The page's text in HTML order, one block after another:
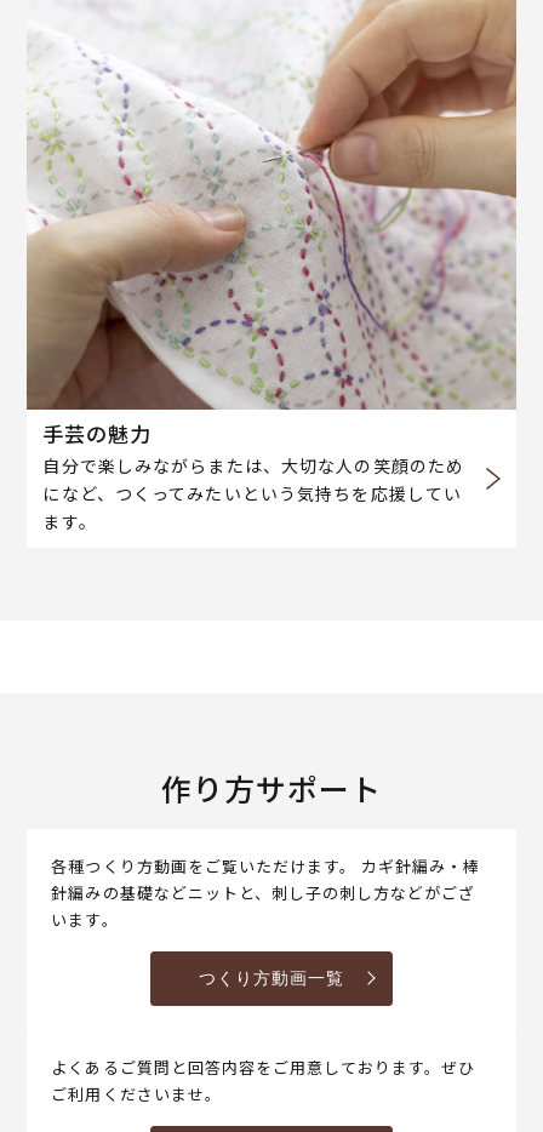
手芸の魅力
自分で楽しみながらまたは、大切な人の笑顔のため
になど、つくってみたいという気持ちを応援してい
ます。
作り方サポート
各種つくり方動画をご覧いただけます。 カギ針編み・棒
針編みの基礎などニットと、刺し子の刺し方などがござ
います。
つくり方動画一覧
よくあるご質問と回答内容をご用意しております。ぜひ
ご利用くださいませ。